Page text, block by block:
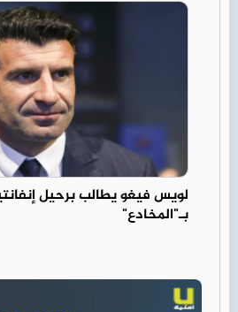
لويس فيغو يطالب برحيل
بـ"المخادع"